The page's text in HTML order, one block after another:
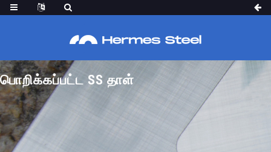
பொறிக்கப்பட்ட SS தாள்